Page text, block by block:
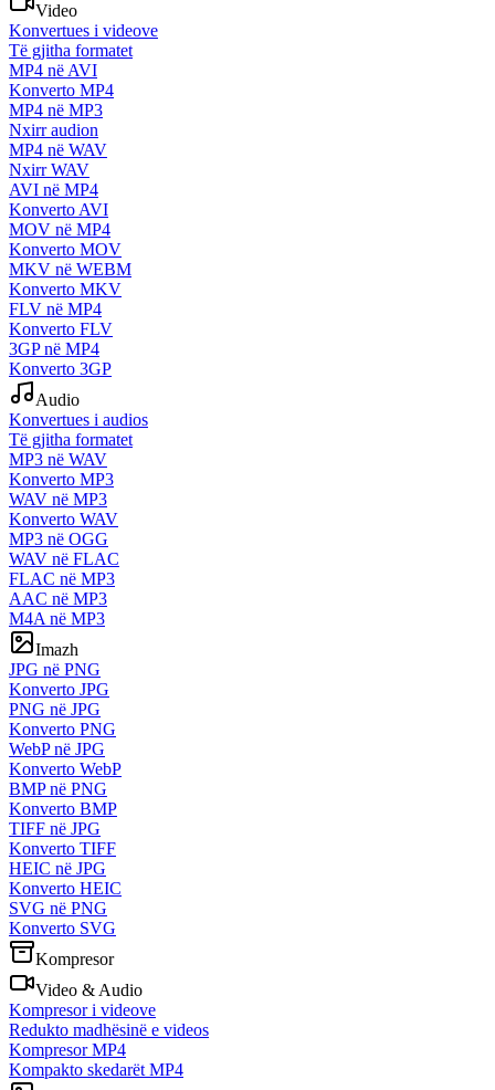
Video
Konvertues i videove
Të gjitha formatet
MP4 në AVI
Konverto MP4
MP4 në MP3
Nxirr audion
MP4 në WAV
Nxirr WAV
AVI në MP4
Konverto AVI
MOV në MP4
Konverto MOV
MKV në WEBM
Konverto MKV
FLV në MP4
Konverto FLV
3GP në MP4
Konverto 3GP
Audio
Konvertues i audios
Të gjitha formatet
MP3 në WAV
Konverto MP3
WAV në MP3
Konverto WAV
MP3 në OGG
WAV në FLAC
FLAC në MP3
AAC në MP3
M4A në MP3
Imazh
JPG në PNG
Konverto JPG
PNG në JPG
Konverto PNG
WebP në JPG
Konverto WebP
BMP në PNG
Konverto BMP
TIFF në JPG
Konverto TIFF
HEIC në JPG
Konverto HEIC
SVG në PNG
Konverto SVG
Kompresor
Video & Audio
Kompresor i videove
Redukto madhësinë e videos
Kompresor MP4
Kompakto skedarët MP4